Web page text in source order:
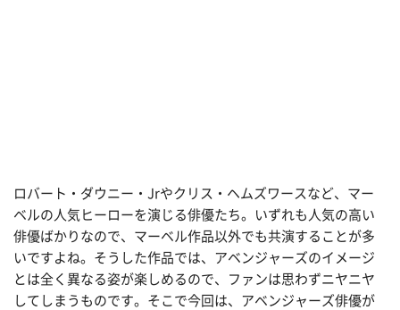
ロバート・ダウニー・Jrやクリス・ヘムズワースなど、マー
ベルの人気ヒーローを演じる俳優たち。いずれも人気の高い
俳優ばかりなので、マーベル作品以外でも共演することが多
いですよね。そうした作品では、アベンジャーズのイメージ
とは全く異なる姿が楽しめるので、ファンは思わずニヤニヤ
してしまうものです。そこで今回は、アベンジャーズ俳優が